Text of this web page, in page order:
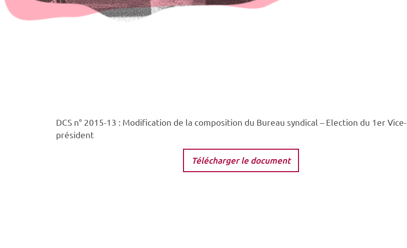
DCS n° 2015-13 : Modification de la composition du Bureau syndical – Election du 1er Vice-
président
Télécharger le document